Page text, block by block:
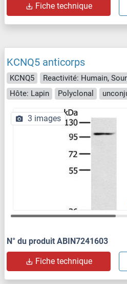
Fiche technique
KCNQ5 anticorps
KCNQ5 Reactivité: Humain,
Hôte: Lapin
Polyclonal
3 images
N° du produit ABIN7241603
Fiche technique